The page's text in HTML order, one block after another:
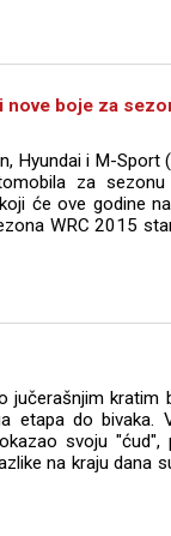
nove boje za
Hyundai i M-Sport
za
će ove godine
WRC 2015
jučerašnjim kratim
etapa do bivaka.
svoju
na kraju dana